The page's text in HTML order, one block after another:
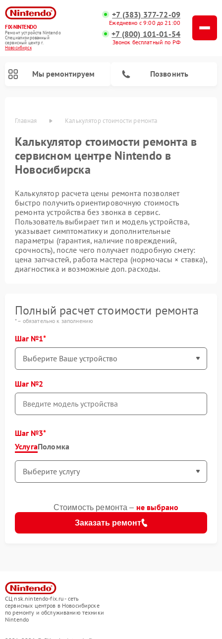
FIX-NINTENDO
Ремонт устройств Nintendo
Специализированный
cервисный центр г.
Новосибирск
+7 (383) 377-72-09
Ежедневно с 9:00 до 21:00
+7 (800) 101-01-54
Звонок бесплатный по РФ
Мы ремонтируем Позвонить
Главная Калькулятор стоимости ремонта
Калькулятор стоимости ремонта в
сервисном центре Nintendo в
Новосибирска
Калькулятор расчета цены ремонта позволяет
быстро получить ориентировочную стоимость
ремонта устройства без звонка в сервис.
Пользователь выбирает тип и модель устройства,
указывает симптоматику и дополнительные
параметры (гарантия, наличие повреждений,
срочность), после чего получает подробную смету:
цена запчастей, работа мастера (нормочасы × ставка),
диагностика и возможные доп. расходы.
Полный расчет стоимости ремонта
* – обязательно к заполнению
Шаг №1
Шаг №2
Шаг №3
УслугаПоломка
Заказать ремонт
Стоимость ремонта – не выбрано
СЦ nsk.nintendo-fix.ru - сеть
сервисных центров в Новосибирске
по ремонту и обслуживанию техники
Nintendo